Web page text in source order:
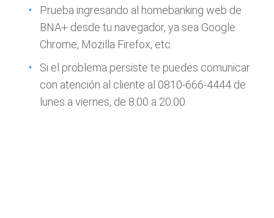
Prueba ingresando al homebanking web de
BNA+ desde tu navegador, ya sea Google
Chrome, Mozilla Firefox, etc.
Si el problema persiste te puedes comunicar
con atención al cliente al 0810-666-4444 de
lunes a viernes, de 8:00 a 20:00.